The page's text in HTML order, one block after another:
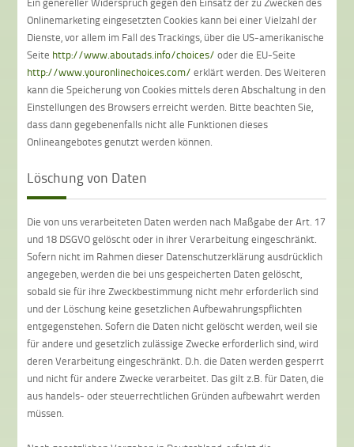
Onlinemarketing eingesetzten Cookies kann bei einer Vielzahl der
Dienste, vor allem im Fall des Trackings, über die US-amerikanische
Seite http://www.aboutads.info/choices/ oder die EU-Seite
http://www.youronlinechoices.com/ erklärt werden. Des Weiteren
kann die Speicherung von Cookies mittels deren Abschaltung in den
Einstellungen des Browsers erreicht werden. Bitte beachten Sie,
dass dann gegebenenfalls nicht alle Funktionen dieses
Onlineangebotes genutzt werden können.
Löschung von Daten
Die von uns verarbeiteten Daten werden nach Maßgabe der Art. 17
und 18 DSGVO gelöscht oder in ihrer Verarbeitung eingeschränkt.
Sofern nicht im Rahmen dieser Datenschutzerklärung ausdrücklich
angegeben, werden die bei uns gespeicherten Daten gelöscht,
sobald sie für ihre Zweckbestimmung nicht mehr erforderlich sind
und der Löschung keine gesetzlichen Aufbewahrungspflichten
entgegenstehen. Sofern die Daten nicht gelöscht werden, weil sie
für andere und gesetzlich zulässige Zwecke erforderlich sind, wird
deren Verarbeitung eingeschränkt. D.h. die Daten werden gesperrt
und nicht für andere Zwecke verarbeitet. Das gilt z.B. für Daten, die
aus handels- oder steuerrechtlichen Gründen aufbewahrt werden
müssen.